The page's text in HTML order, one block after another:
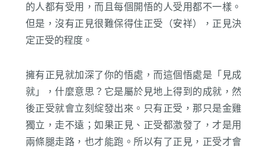
的人都有受用，而且每個開悟的人受用都不一樣。
但是，沒有正見很難保得住正受（安祥），正見決
定正受的程度。
擁有正見就加深了你的悟處，而這個悟處是「見成
就」，什麼意思？它是屬於見地上得到的成就，然
後正受就會立刻綻發出來。只有正受，那只是金雞
獨立，走不遠；如果正見、正受都激發了，才是用
兩條腿走路，也才能跑。所以有了正見，正受才會